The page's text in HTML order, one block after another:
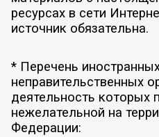
ресурсах в сети
источник обязательна.
* Перечень
неправительственных
деятельность которых
нежелательной на
Федерации: